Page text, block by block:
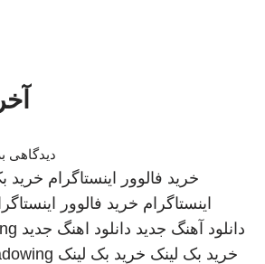
دیدگاهی
خرید فالوور اینستاگرام خرید
اینستاگرام خرید فالوور
دانلود آهنگ جدید دانلود اهنگ جدید
خرید بک لینک خرید بک لینک